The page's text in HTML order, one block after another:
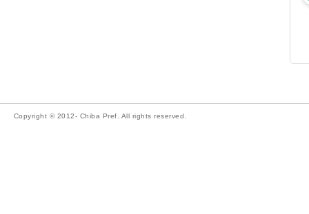
Copyright © 2012- Chiba Pref. All rights reserved.